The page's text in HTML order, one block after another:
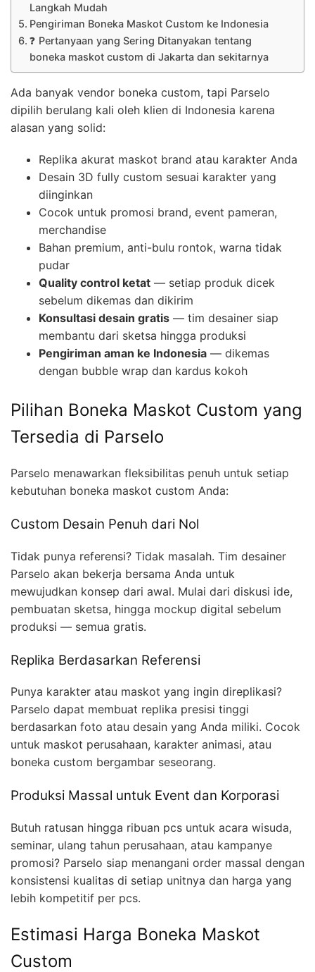
Langkah Mudah
Pengiriman Boneka Maskot Custom ke Indonesia
❓ Pertanyaan yang Sering Ditanyakan tentang
boneka maskot custom di Jakarta dan sekitarnya
Ada banyak vendor boneka custom, tapi Parselo
dipilih berulang kali oleh klien di Indonesia karena
alasan yang solid:
Replika akurat maskot brand atau karakter Anda
Desain 3D fully custom sesuai karakter yang
diinginkan
Cocok untuk promosi brand, event pameran,
merchandise
Bahan premium, anti-bulu rontok, warna tidak
pudar
Quality control ketat — setiap produk dicek
sebelum dikemas dan dikirim
Konsultasi desain gratis — tim desainer siap
membantu dari sketsa hingga produksi
Pengiriman aman ke Indonesia — dikemas
dengan bubble wrap dan kardus kokoh
Pilihan Boneka Maskot Custom yang
Tersedia di Parselo
Parselo menawarkan fleksibilitas penuh untuk setiap
kebutuhan boneka maskot custom Anda:
Custom Desain Penuh dari Nol
Tidak punya referensi? Tidak masalah. Tim desainer
Parselo akan bekerja bersama Anda untuk
mewujudkan konsep dari awal. Mulai dari diskusi ide,
pembuatan sketsa, hingga mockup digital sebelum
produksi — semua gratis.
Replika Berdasarkan Referensi
Punya karakter atau maskot yang ingin direplikasi?
Parselo dapat membuat replika presisi tinggi
berdasarkan foto atau desain yang Anda miliki. Cocok
untuk maskot perusahaan, karakter animasi, atau
boneka custom bergambar seseorang.
Produksi Massal untuk Event dan Korporasi
Butuh ratusan hingga ribuan pcs untuk acara wisuda,
seminar, ulang tahun perusahaan, atau kampanye
promosi? Parselo siap menangani order massal dengan
konsistensi kualitas di setiap unitnya dan harga yang
lebih kompetitif per pcs.
Estimasi Harga Boneka Maskot
Custom